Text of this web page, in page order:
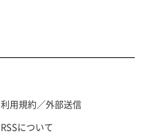
利用規約／外部送信
RSSについて